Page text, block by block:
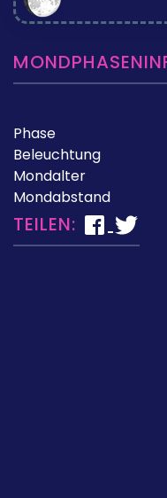
Phase
Beleuchtung
Mondalter
Mondabstand
TEILEN: